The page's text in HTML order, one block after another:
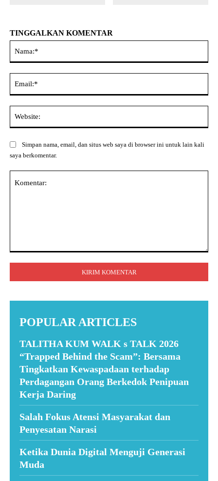
TINGGALKAN KOMENTAR
Simpan nama, email, dan situs web saya di browser ini untuk lain kali
saya berkomentar.
POPULAR ARTICLES
TALITHA KUM WALK s TALK 2026
“Trapped Behind the Scam”: Bersama
Tingkatkan Kewaspadaan terhadap
Perdagangan Orang Berkedok Penipuan
Kerja Daring
Salah Fokus Atensi Masyarakat dan
Penyesatan Narasi
Ketika Dunia Digital Menguji Generasi
Muda